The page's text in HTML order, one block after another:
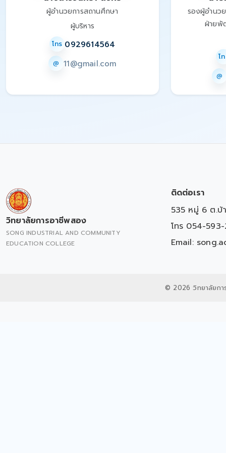
ผู้อำนวยการสถานศึกษา
ผู้บริหาร
โทร 0929614564
@ 11@gmail.com
รองผู้อำนว
ฝ่ายพั
โ
@
วิทยาลัยการอาชีพสอง
SONG INDUSTRIAL AND COMMUNITY
EDUCATION COLLEGE
ติดต่อเรา
535 หมู่ 6 ต.บ้
โทร 054-
Email:
© 2026 วิทยาลัยก